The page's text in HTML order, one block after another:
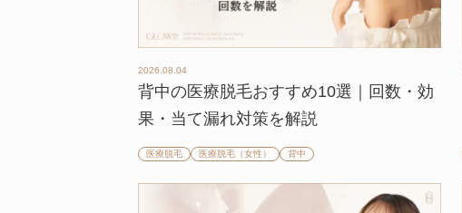
2026.08.04
背中の医療脱毛おすすめ10選｜回数・効
果・当て漏れ対策を解説
医療脱毛 医療脱毛（女性） 背中